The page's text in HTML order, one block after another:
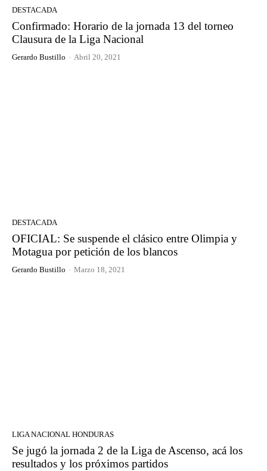
DESTACADA
Confirmado: Horario de la jornada 13 del torneo
Clausura de la Liga Nacional
Gerardo Bustillo - Abril 20, 2021
DESTACADA
OFICIAL: Se suspende el clásico entre Olimpia y
Motagua por petición de los blancos
Gerardo Bustillo - Marzo 18, 2021
LIGA NACIONAL HONDURAS
Se jugó la jornada 2 de la Liga de Ascenso, acá los
resultados y los próximos partidos